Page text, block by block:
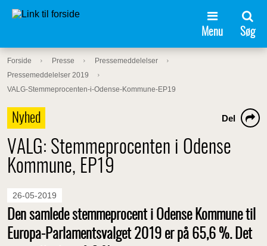
Menu Søg
Forside Presse
Pressemeddelelser
Pressemeddelelser 2019
VALG-Stemmeprocenten-i-Odense-Kommune-EP19
Nyhed
VALG: Stemmeprocenten i Odense
Kommune, EP19
Del
26-05-2019
Den samlede stemmeprocent i Odense Kommune til
Europa-Parlamentsvalget 2019 er på 65,6 %. Det